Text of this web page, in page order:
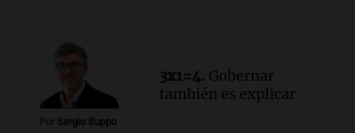
relato mentiroso"
Informados al regreso
Episodios
Por Sergio Suppo
3x1=4. Gobernar
también es explicar